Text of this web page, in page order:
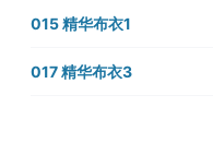
015 精华布衣1
017 精华布衣3